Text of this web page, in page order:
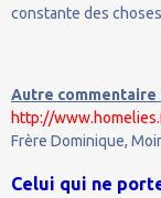
constante des
Autre commentaire
http://
Frère Dominique,
Celui qui ne